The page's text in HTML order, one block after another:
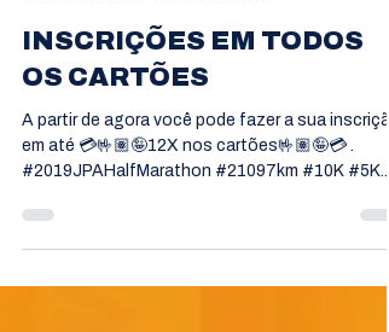
Olié Martins
9 de set. de 2019
1 min de leitura
INSCRIÇÕES EM TODOS
OS CARTÕES
em até 💳🤟🏽🤪12X nos cartões🤟🏽🤪💳 .